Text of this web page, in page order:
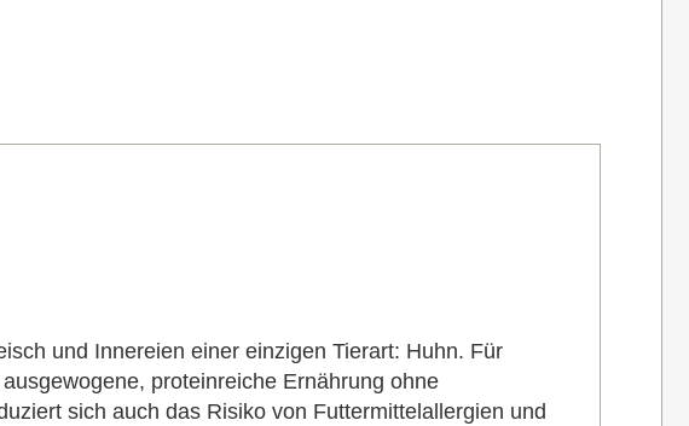
und Innereien einer einzigen Tierart: Huhn. Für
proteinreiche Ernährung ohne
sich auch das Risiko von Futtermittelallergien und